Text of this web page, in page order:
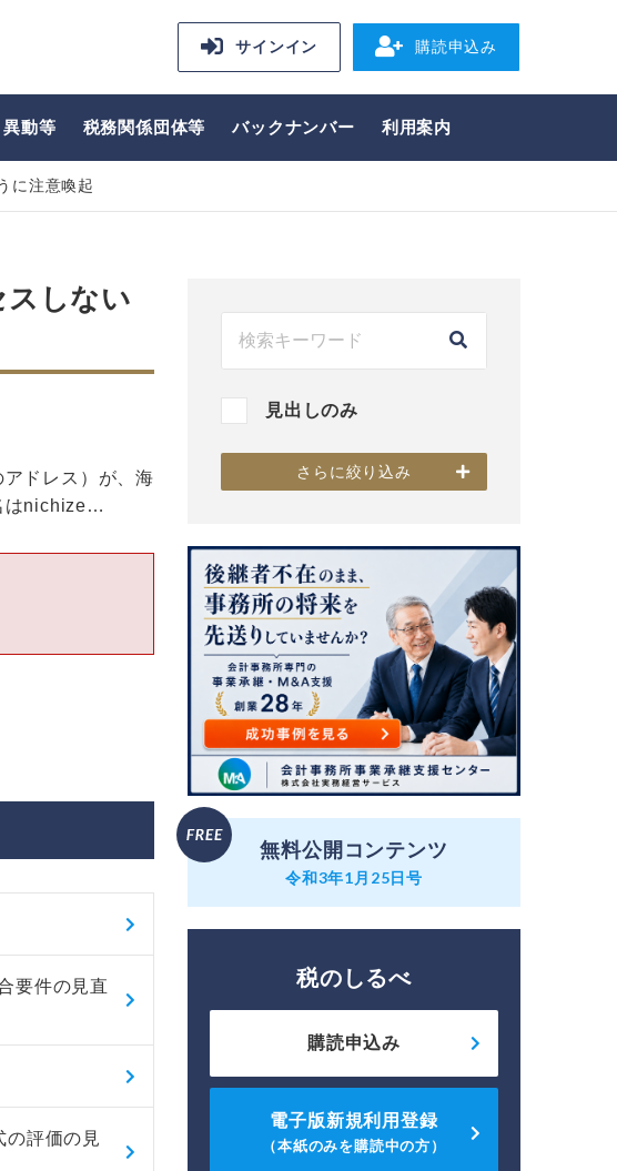
サインイン 購読申込み
異動等 税務関係団体等 バックナンバー 利用案内
に注意喚起
スしない
ドレス）が、海
はnichize…
要件の見直
の評価の見
見出しのみ
さらに絞り込み
無料公開コンテンツ
令和3年1月25日号
税のしるべ
購読申込み
電子版新規利用登録
（本紙のみを購読中の方）